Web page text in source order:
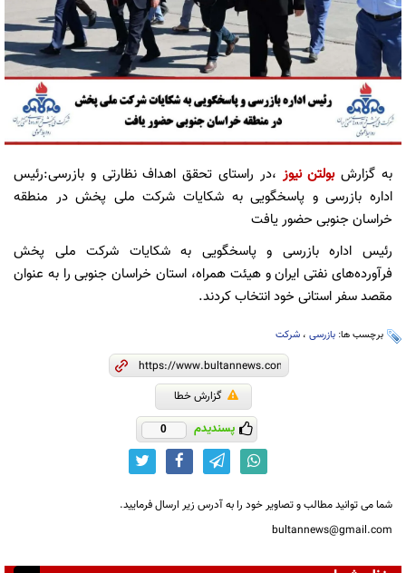
به گزارشبولتن نیوز ،در راستای تحقق اهداف نظارتی و بازرسی:رئیس
اداره بازرسی و پاسخگویی به شکایات شرکت ملی پخش در منطقه
خراسان جنوبی حضور یافت
رئیس اداره بازرسی و پاسخگویی به شکایات شرکت ملی پخش
فرآورده‌های نفتی ایران و هیئت همراه، استان خراسان جنوبی را به عنوان
مقصد سفر استانی خود انتخاب کردند.
برچسب ها: بازرسی ، شرکت
گزارش خطا
پسندیدم 0
شما می توانید مطالب و تصاویر خود را به آدرس زیر ارسال فرمایید.
bultannews@gmail.com